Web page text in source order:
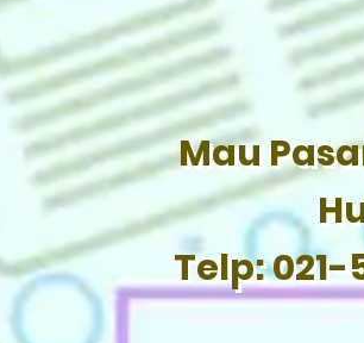
Mau
Telp: 021-